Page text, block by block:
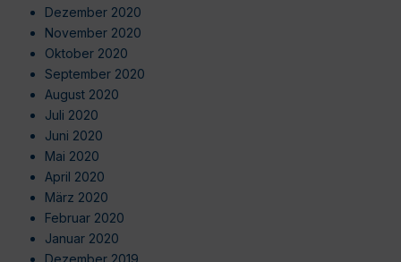
Dezember 2020
November 2020
Oktober 2020
September 2020
August 2020
Juli 2020
Juni 2020
Mai 2020
April 2020
März 2020
Februar 2020
Januar 2020
Dezember 2019